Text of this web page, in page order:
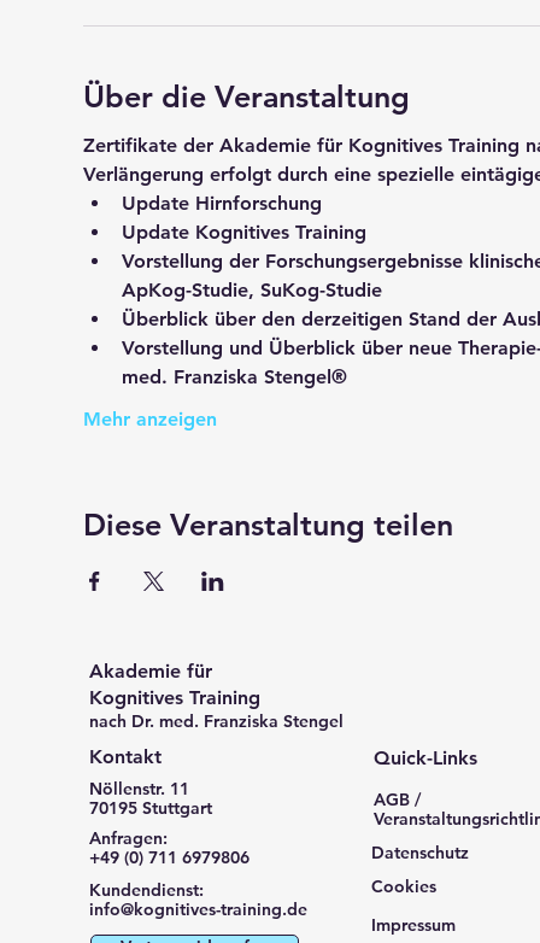
Über die Veranstaltung
Zertifikate der Akademie für Kognitives Training
Verlängerung erfolgt durch eine spezielle
Update Hirnforschung
Update Kognitives Training
Vorstellung der Forschungsergebnisse
ApKog-Studie, SuKog-Studie
Überblick über den derzeitigen Stand der
Vorstellung und Überblick über neue
med. Franziska Stengel®
Mehr anzeigen
Diese Veranstaltung teilen
Akademie für
Kognitives Training
nach Dr. med. Franziska Stengel
Kontakt
Nöllenstr. 11
70195 Stuttgart
Anfragen:
+49 (0) 711 6979806
Kundendienst:
info@kognitives-training.de
Quick-Links
AGB /
Datenschutz
Cookies
Impressum